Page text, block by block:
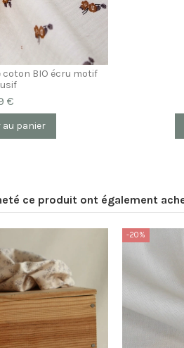
coton BIO écru motif
€
au panier
ce produit ont également
-20%